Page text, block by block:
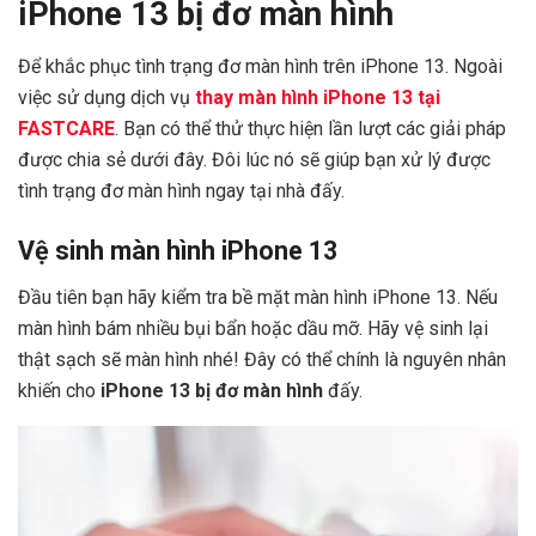
iPhone 13 bị đơ màn hình
Để khắc phục tình trạng đơ màn hình trên iPhone 13. Ngoài
việc sử dụng dịch vụ thay màn hình iPhone 13 tại
FASTCARE. Bạn có thể thử thực hiện lần lượt các giải pháp
được chia sẻ dưới đây. Đôi lúc nó sẽ giúp bạn xử lý được
tình trạng đơ màn hình ngay tại nhà đấy.
Vệ sinh màn hình iPhone 13
Đầu tiên bạn hãy kiểm tra bề mặt màn hình iPhone 13. Nếu
màn hình bám nhiều bụi bẩn hoặc dầu mỡ. Hãy vệ sinh lại
thật sạch sẽ màn hình nhé! Đây có thể chính là nguyên nhân
khiến cho iPhone 13 bị đơ màn hình đấy.